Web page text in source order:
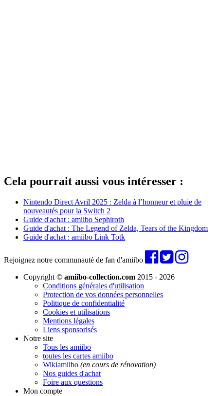
Cela pourrait aussi vous intéresser :
Nintendo Direct Avril 2025 : Zelda à l’honneur et pluie de
nouveautés pour la Switch 2
Guide d'achat : amiibo Sephiroth
Guide d'achat : The Legend of Zelda, Tears of the Kingdom
Guide d'achat : amiibo Link Totk
Rejoignez notre communauté de fan d'amiibo
Copyright © amiibo-collection.com 2015 - 2026
Conditions générales d'utilisation
Protection de vos données personnelles
Politique de confidentialité
Cookies et utilisations
Mentions légales
Liens sponsorisés
Notre site
Tous les amiibo
toutes les cartes amiibo
Wikiamiibo (en cours de rénovation)
Nos guides d'achat
Foire aux questions
Mon compte